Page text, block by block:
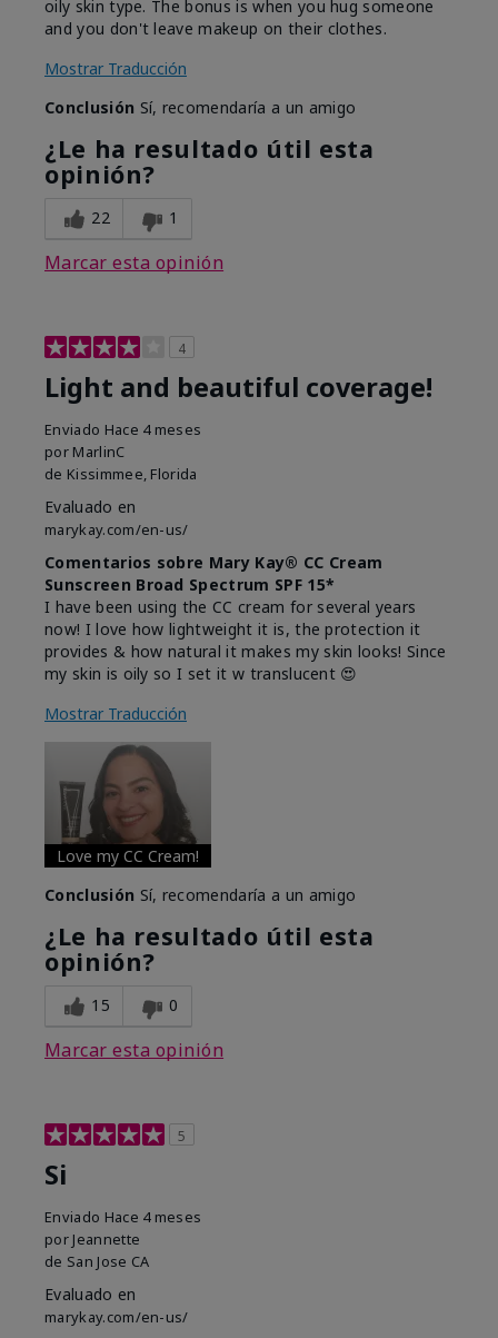
oily skin type. The bonus is when you hug someone
and you don't leave makeup on their clothes.
Mostrar Traducción
Conclusión Sí, recomendaría a un amigo
¿Le ha resultado útil esta
opinión?
22 1
Marcar esta opinión
4
Light and beautiful coverage!
Enviado Hace 4 meses
por MarlinC
de Kissimmee, Florida
Evaluado en
marykay.com/en-us/
Comentarios sobre Mary Kay® CC Cream
Sunscreen Broad Spectrum SPF 15*
I have been using the CC cream for several years
now! I love how lightweight it is, the protection it
provides & how natural it makes my skin looks! Since
my skin is oily so I set it w translucent 😍
Mostrar Traducción
Love my CC Cream!
Conclusión Sí, recomendaría a un amigo
¿Le ha resultado útil esta
opinión?
15 0
Marcar esta opinión
5
Si
Enviado Hace 4 meses
por Jeannette
de San Jose CA
Evaluado en
marykay.com/en-us/